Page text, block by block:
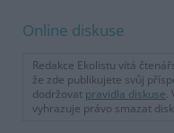
Online diskuse
Redakce Ekolistu vítá
že zde publikujete svůj
dodržovat pravidla diskuse.
vyhrazuje právo smazat